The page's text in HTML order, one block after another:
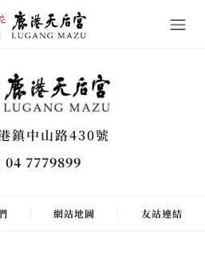
鎮中山路430號
7779899
網站地圖 友站連結